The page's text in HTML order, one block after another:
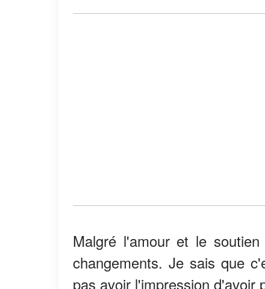
Malgré l'amour et le
changements. Je sais que
pas avoir l'impression d'avoir